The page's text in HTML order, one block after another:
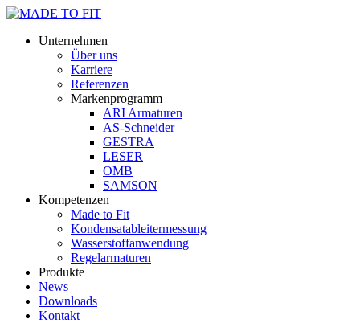
Unternehmen
Über uns
Karriere
Referenzen
Markenprogramm
ARI Armaturen
AS-Schneider
GESTRA
LESER
OMB
SAMSON
Kompetenzen
Made to Fit
Kondensat­ableiter­messung
Wasserstoff­anwendung
Regel­arma­turen
Produkte
News
Downloads
Kontakt